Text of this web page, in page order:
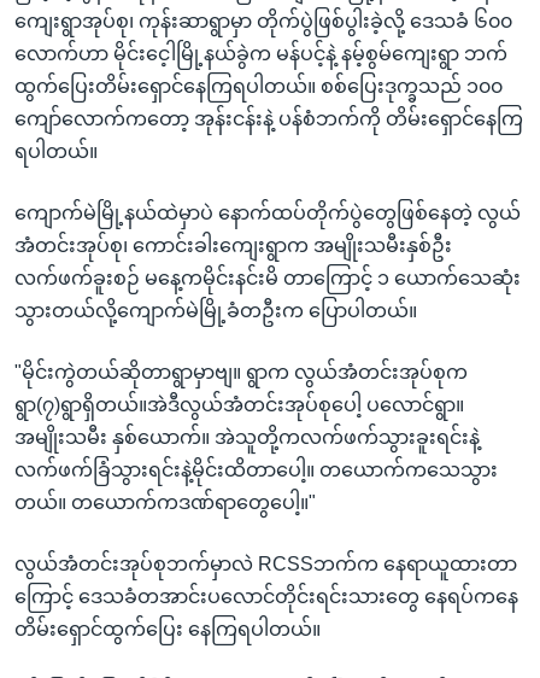
ကျေးရွာအုပ်စု၊ ကုန်းဆာရွာမှာ တိုက်ပွဲဖြစ်ပွါးခဲ့လို့ ဒေသခံ ၆၀၀
လောက်ဟာ မိုင်းငေ့ါမြို့နယ်ခွဲက မန်ပင့်နဲ့ နမ့်စွမ်ကျေးရွာ ဘက်
ထွက်ပြေးတိမ်းရှောင်နေကြရပါတယ်။ စစ်ပြေးဒုက္ခသည် ၁၀၀
ကျော်လောက်ကတော့ အုန်းငန်းနဲ့ ပန်စံဘက်ကို တိမ်းရှောင်နေကြ
ရပါတယ်။
ကျောက်မဲမြို့နယ်ထဲမှာပဲ နောက်ထပ်တိုက်ပွဲတွေဖြစ်နေတဲ့ လွယ်
အံတင်းအုပ်စု၊ ကောင်းခါးကျေးရွာက အမျိုးသမီးနှစ်ဦး
လက်ဖက်ခူးစဉ် မနေ့ကမိုင်းနင်းမိ တာကြောင့် ၁ ယောက်သေဆုံး
သွားတယ်လို့ကျောက်မဲမြို့ခံတဦးက ပြောပါတယ်။
"မိုင်းကွဲတယ်ဆိုတာရွာမှာဗျ။ ရွာက လွယ်အံတင်းအုပ်စုက
ရွာ(၇)ရွာရှိတယ်။အဲဒီလွယ်အံတင်းအုပ်စုပေါ့ ပလောင်ရွာ။
အမျိုးသမီး နှစ်ယောက်။ အဲသူတို့ကလက်ဖက်သွားခူးရင်းနဲ့
လက်ဖက်ခြံသွားရင်းနဲ့မိုင်းထိတာပေါ့။ တယောက်ကသေသွား
တယ်။ တယောက်ကဒဏ်ရာတွေပေါ့။"
လွယ်အံတင်းအုပ်စုဘက်မှာလဲ RCSSဘက်က နေရာယူထားတာ
ကြောင့် ဒေသခံတအာင်းပလောင်တိုင်းရင်းသားတွေ နေရပ်ကနေ
တိမ်းရှောင်ထွက်ပြေး နေကြရပါတယ်။